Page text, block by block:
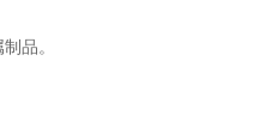
品。